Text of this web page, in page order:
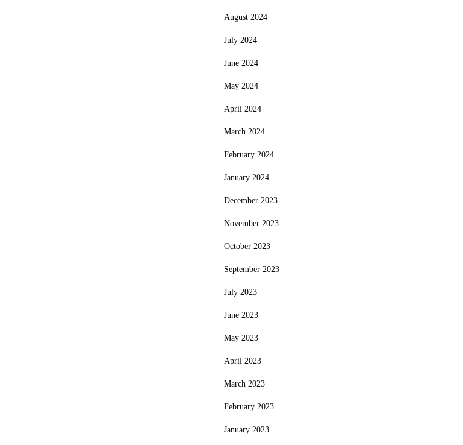
August 2024
July 2024
June 2024
May 2024
April 2024
March 2024
February 2024
January 2024
December 2023
November 2023
October 2023
September 2023
July 2023
June 2023
May 2023
April 2023
March 2023
February 2023
January 2023